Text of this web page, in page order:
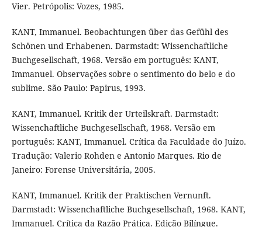
Vier. Petrópolis: Vozes, 1985.
KANT, Immanuel. Beobachtungen über das Gefühl des
Schönen und Erhabenen. Darmstadt: Wissenchaftliche
Buchgesellschaft, 1968. Versão em português: KANT,
Immanuel. Observações sobre o sentimento do belo e do
sublime. São Paulo: Papirus, 1993.
KANT, Immanuel. Kritik der Urteilskraft. Darmstadt:
Wissenchaftliche Buchgesellschaft, 1968. Versão em
português: KANT, Immanuel. Crítica da Faculdade do Juízo.
Tradução: Valerio Rohden e Antonio Marques. Rio de
Janeiro: Forense Universitária, 2005.
KANT, Immanuel. Kritik der Praktischen Vernunft.
Darmstadt: Wissenchaftliche Buchgesellschaft, 1968. KANT,
Immanuel. Crítica da Razão Prática. Edição Bilíngue.